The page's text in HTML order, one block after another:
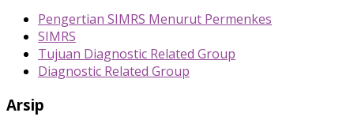
Pengertian SIMRS Menurut Permenkes
SIMRS
Tujuan Diagnostic Related Group
Diagnostic Related Group
Arsip